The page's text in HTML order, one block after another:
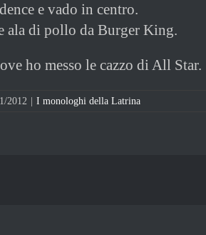
e vado in centro.
ala di pollo da Burger King.
ho messo le cazzo di All Star.
2012 I monologhi della Latrina